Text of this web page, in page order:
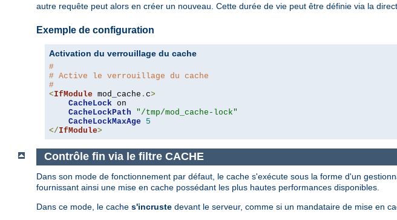
autre requête peut alors en créer un nouveau. Cette durée de vie peut être définie via la
Exemple de configuration
Activation du verrouillage du cache
#
# Active le verrouillage du cache
#
<IfModule mod_cache . c>
CacheLock on
CacheLockPath
"/tmp/mod_cache-lock"
CacheLockMaxAge
5
</IfModule>
Contrôle fin via le filtre CACHE
Dans son mode de fonctionnement par défaut, le cache s'exécute sous la forme d'un
fournissant ainsi une mise en cache possédant les plus hautes performances disponibles.
Dans ce mode, le cache s'incruste devant le serveur, comme si un mandataire de mise en